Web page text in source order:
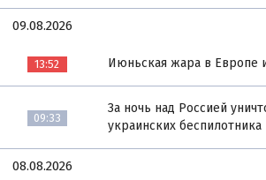
09.08.2026
13:52 Июньская жара в Европе
09:33
За ночь над Россией
украинских беспилотника
08.08.2026